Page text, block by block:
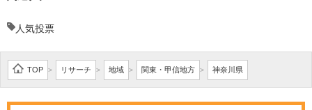
人気投票
TOP > リサーチ > 地域 > 関東・甲信地方 > 神奈川県